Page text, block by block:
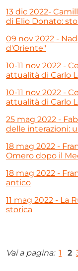
13 dic 2022-
di Elio Donato:
09 nov 2022 -
d'Oriente"
10-11 nov 2022 -
attualità di Carlo
10-11 nov 2022 -
attualità di Carlo
25 mag 2022 -
delle interazioni:
18 mag 2022 -
Omero dopo il
18 mag 2022 -
antico
11 mag 2022 - La
storica
Vai a pagina: 1 2